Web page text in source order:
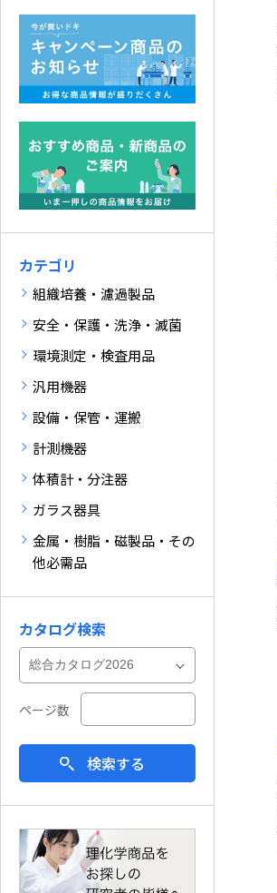
カテゴリ
組織培養・濾過製品
安全・保護・洗浄・滅菌
環境測定・検査用品
汎用機器
設備・保管・運搬
計測機器
体積計・分注器
ガラス器具
金属・樹脂・磁製品・その
他必需品
カタログ検索
ページ数
検索する